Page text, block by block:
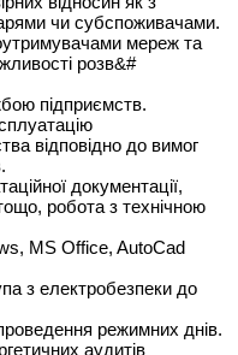
чи субспоживачами.
мереж та
розв&#
підприємств.
відповідно до вимог
документації,
робота з технічною
MS Office, AutoCad
з електробезпеки до
режимних днів.
аудитів